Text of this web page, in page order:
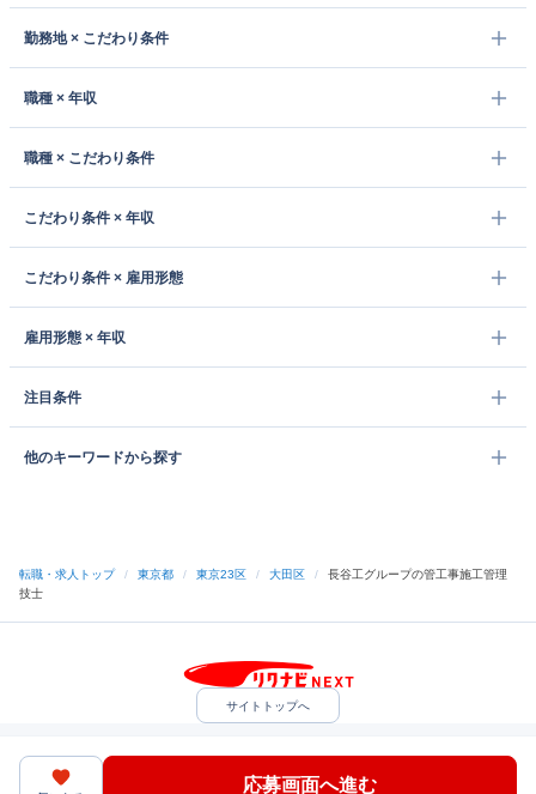
勤務地 × こだわり条件
職種 × 年収
職種 × こだわり条件
こだわり条件 × 年収
こだわり条件 × 雇用形態
雇用形態 × 年収
注目条件
他のキーワードから探す
転職・求人トップ / 東京都 / 東京23区 / 大田区 /
長谷工グループの管工事施工管理
技士
応募画面へ進む
サイトトップへ
中途採用をご検討の企業様
ヘルプ・お問い合わせ